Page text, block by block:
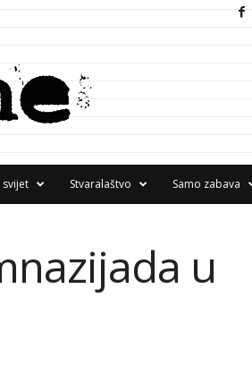
svijet Stvaralaštvo Samo zabava
u